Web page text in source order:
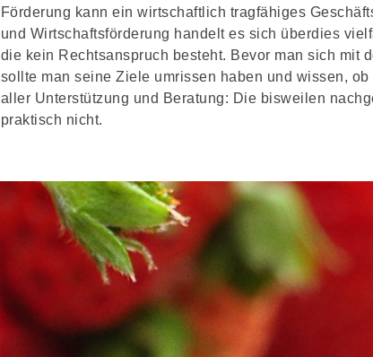
Förderung kann ein wirtschaftlich tragfähiges
und Wirtschaftsförderung handelt es sich überdies
die kein Rechtsanspruch besteht. Bevor man sich mit
sollte man seine Ziele umrissen haben und wissen,
aller Unterstützung und Beratung: Die bisweilen
praktisch nicht.